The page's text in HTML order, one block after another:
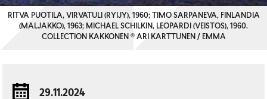
RITVA PUOTILA, VIRVATULI (RYIJY), 1960; TIMO SARPANEVA, FINLANDIA
(MALJAKKO), 1963; MICHAEL SCHILKIN, LEOPARDI (VEISTOS), 1960.
COLLECTION KAKKONEN © ARI KARTTUNEN / EMMA
29.11.2024